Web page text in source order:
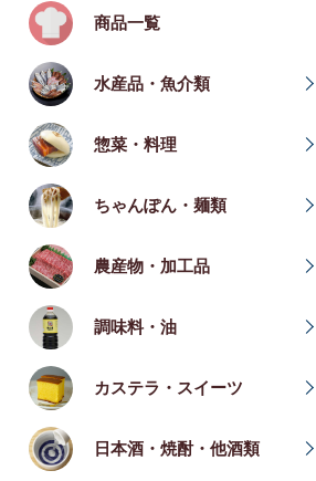
商品一覧
水産品・魚介類
惣菜・料理
ちゃんぽん・麺類
農産物・加工品
調味料・油
カステラ・スイーツ
日本酒・焼酎・他酒類